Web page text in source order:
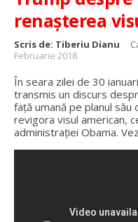
renaşterea
Scris de: Tiberiu Dianu
Februarie 2018
În seara zilei de 30
transmis un discurs
faţă umană pe planul
revigora visul american,
administraţiei Obama.